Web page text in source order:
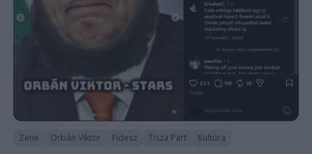
Zene Orbán Viktor Fidesz Tisza Párt Kultúra